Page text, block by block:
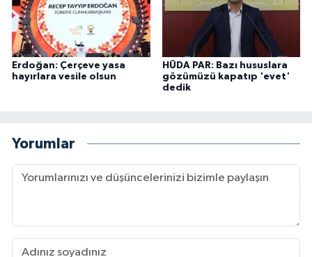
Erdoğan: Çerçeve yasa
hayırlara vesile olsun
HÜDA PAR: Bazı hususlara
gözümüzü kapatıp 'evet'
dedik
Yorumlar